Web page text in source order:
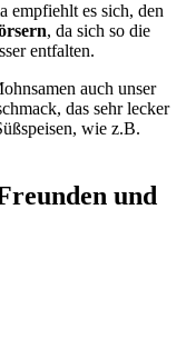
empfiehlt es sich, den
, da sich so die
entfalten.
auch unser
das sehr lecker
wie z.B.
und